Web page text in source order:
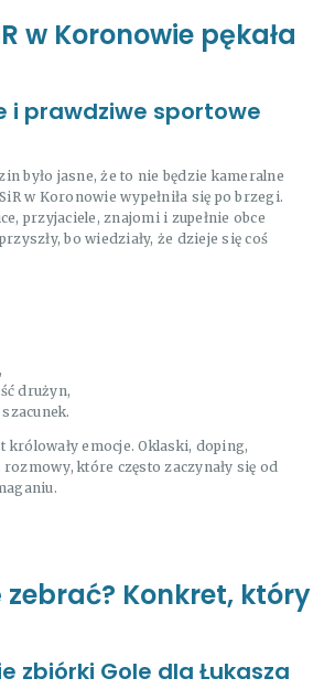
w Koronowie pękała
i prawdziwe sportowe
było jasne, że to nie będzie kameralne
w Koronowie wypełniła się po brzegi.
przyjaciele, znajomi i zupełnie obce
bo wiedziały, że dzieje się coś
drużyn,
królowały emocje. Oklaski, doping,
które często zaczynały się od
zebrać? Konkret, który
zbiórki Gole dla Łukasza